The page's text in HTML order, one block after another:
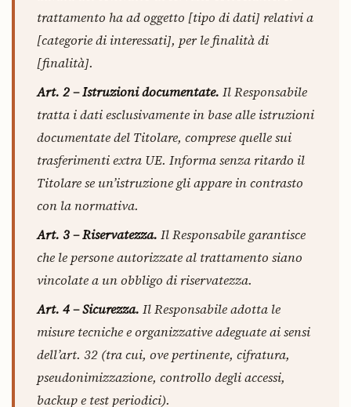
trattamento ha ad oggetto [tipo di dati] relativi a
[categorie di interessati], per le finalità di
[finalità].
Art. 2 – Istruzioni documentate. Il Responsabile
tratta i dati esclusivamente in base alle istruzioni
documentate del Titolare, comprese quelle sui
trasferimenti extra UE. Informa senza ritardo il
Titolare se un’istruzione gli appare in contrasto
con la normativa.
Art. 3 – Riservatezza. Il Responsabile garantisce
che le persone autorizzate al trattamento siano
vincolate a un obbligo di riservatezza.
Art. 4 – Sicurezza. Il Responsabile adotta le
misure tecniche e organizzative adeguate ai sensi
dell’art. 32 (tra cui, ove pertinente, cifratura,
pseudonimizzazione, controllo degli accessi,
backup e test periodici).